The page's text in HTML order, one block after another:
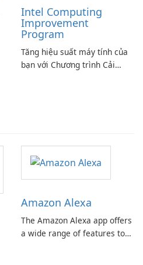
Intel Computing
Improvement
Program
Tăng hiệu suất máy tính của
bạn với Chương trình Cải
Amazon Alexa
The Amazon Alexa app offers
a wide range of features to